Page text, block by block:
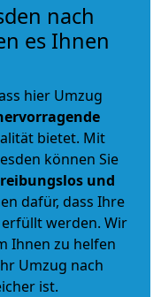
nach
es Ihnen
hier Umzug
bietet. Mit
können Sie
reibungslos und
dafür, dass Ihre
werden. Wir
Ihnen zu helfen
Umzug nach
ist.